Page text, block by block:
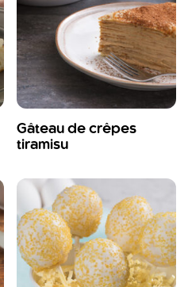
Gâteau de crêpes
tiramisu